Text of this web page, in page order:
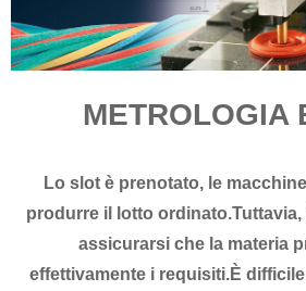
METROLOGIA
Lo slot è prenotato, le
produrre il lotto
assicurarsi che la materia
effettivamente i requisiti.È